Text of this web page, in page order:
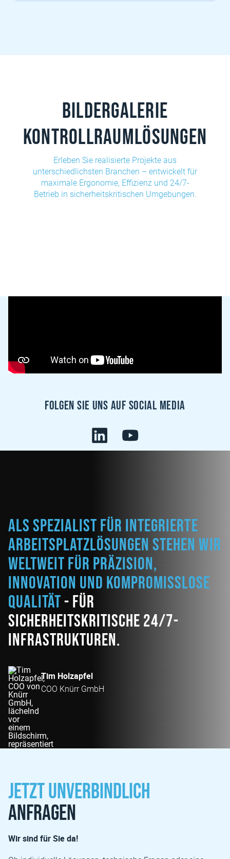
Bildergalerie
Kontrollraumlösungen
Erleben Sie realisierte Projekte aus
unterschiedlichsten Branchen – entwickelt für
maximale Ergonomie, Effizienz und 24/7-
Betrieb in sicherheitskritischen Umgebungen.
Folgen sie uns auf Social Media
Als Spezialist für integrierte
Arbeitsplatzlösungen stehen wir
weltweit für Präzision,
Innovation und kompromisslose
Qualität- für
sicherheitskritische 24/7-
Infrastrukturen.
Tim Holzapfel
COO Knürr GmbH
Jetzt unverbindlich
anfragen
Wir sind für Sie da!